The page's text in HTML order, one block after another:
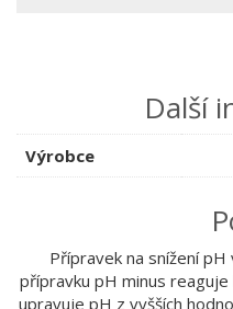
Další
Výrobce
Přípravek na snížení
přípravku pH minus
upravuje pH z vyšších